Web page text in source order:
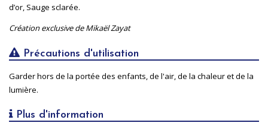
d’or, Sauge sclarée.
Création exclusive de Mikaël Zayat
Précautions d'utilisation
Garder hors de la portée des enfants, de l'air, de la chaleur et de la
lumière.
Plus d'information